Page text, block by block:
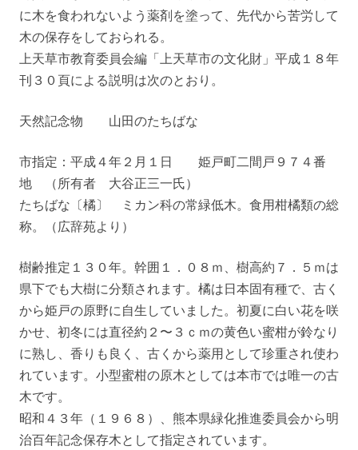
に木を食われないよう薬剤を塗って、先代から苦労して
木の保存をしておられる。
上天草市教育委員会編「上天草市の文化財」平成１８年
刊３０頁による説明は次のとおり。
天然記念物 山田のたちばな
市指定：平成４年２月１日 姫戸町二間戸９７４番
地 （所有者 大谷正三一氏）
たちばな〔橘〕 ミカン科の常緑低木。食用柑橘類の総
称。（広辞苑より）
樹齢推定１３０年。幹囲１．０８ｍ、樹高約７．５ｍは
県下でも大樹に分類されます。橘は日本固有種で、古く
から姫戸の原野に自生していました。初夏に白い花を咲
かせ、初冬には直径約２〜３ｃｍの黄色い蜜柑が鈴なり
に熟し、香りも良く、古くから薬用として珍重され使わ
れています。小型蜜柑の原木としては本市では唯一の古
木です。
昭和４３年（１９６８）、熊本県緑化推進委員会から明
治百年記念保存木として指定されています。